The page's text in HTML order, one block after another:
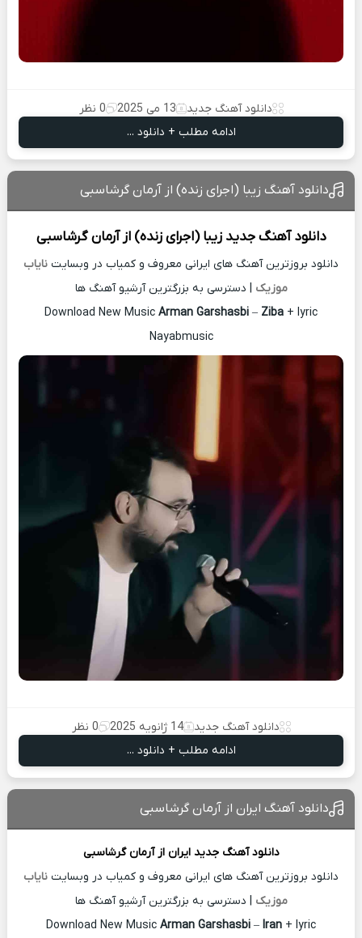
دانلود آهنگ جدید 13 می 2025
0 نظر
ادامه مطلب + دانلود ...
دانلود آهنگ زیبا (اجرای زنده) از آرمان گرشاسبی
دانلود آهنگ جدید زیبا (اجرای زنده) ازآرمان گرشاسبی
دانلود بروزترین آهنگ های ایرانی معروف و کمیاب در وبسایت نایاب
موزیک | دسترسی به بزرگترین آرشیو آهنگ ها
Download New Music Arman Garshasbi – Ziba + lyric
Nayabmusic
دانلود آهنگ جدید 14 ژانویه 2025
0 نظر
ادامه مطلب + دانلود ...
دانلود آهنگ ایران از آرمان گرشاسبی
دانلود آهنگ جدید ایران ازآرمان گرشاسبی
دانلود بروزترین آهنگ های ایرانی معروف و کمیاب در وبسایت نایاب
موزیک | دسترسی به بزرگترین آرشیو آهنگ ها
Download New Music Arman Garshasbi – Iran + lyric